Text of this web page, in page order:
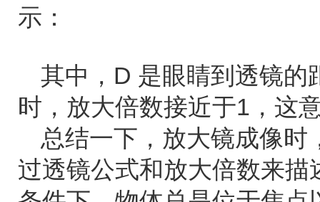
示：
其中，D 是眼睛到透镜的
时，放大倍数接近于1，这
总结一下，放大镜成像时
过透镜公式和放大倍数来